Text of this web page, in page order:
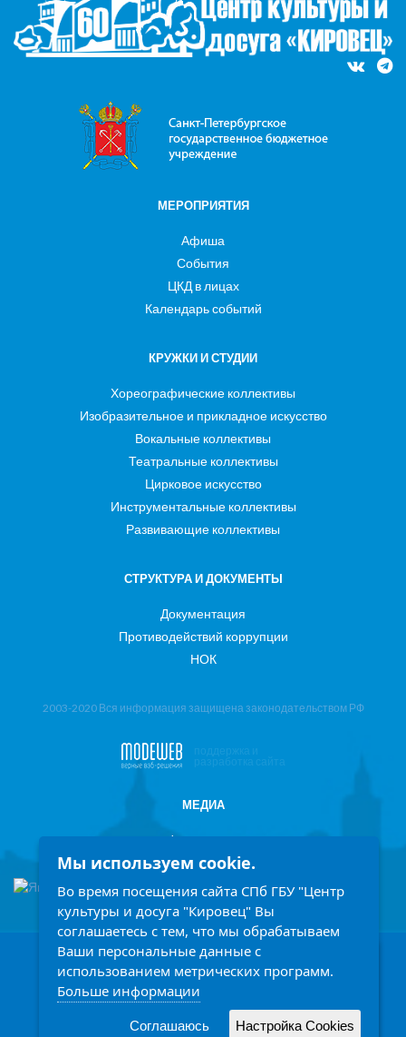
МЕРОПРИЯТИЯ
Афиша
События
ЦКД в лицах
Календарь событий
КРУЖКИ И СТУДИИ
Хореографические коллективы
Изобразительное и прикладное искусство
Вокальные коллективы
Театральные коллективы
Цирковое искусство
Инструментальные коллективы
Развивающие коллективы
СТРУКТУРА И ДОКУМЕНТЫ
Документация
Противодействий коррупции
НОК
2003-2020 Вся информация защищена законодательством РФ
поддержка и
разработка сайта
МЕДИА
Фотоотчеты
Информация в СМИ
198207, Санкт-Петербург, проспект Стачек 158
Ежедневно с 9.00 до 21.00 часов
Написать обращение
Заголовок
Описание
Читать подробней
Принять
Мы используем cookie.
Во время посещения сайта СПб ГБУ "Центр
культуры и досуга "Кировец" Вы
соглашаетесь с тем, что мы обрабатываем
Ваши персональные данные с
использованием метрических программ.
Больше информации
Соглашаюсь Настройка Cookies